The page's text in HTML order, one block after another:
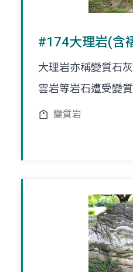
#174大理岩(含
大理岩亦稱變質石
雲岩等岩石遭受變
變質岩